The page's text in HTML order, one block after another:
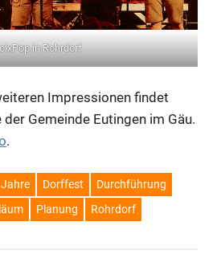
in Rohrdorf
Impressionen findet
Gemeinde Eutingen im Gäu.
.
Dorffest
Durchführung
Planung Rohrdorf